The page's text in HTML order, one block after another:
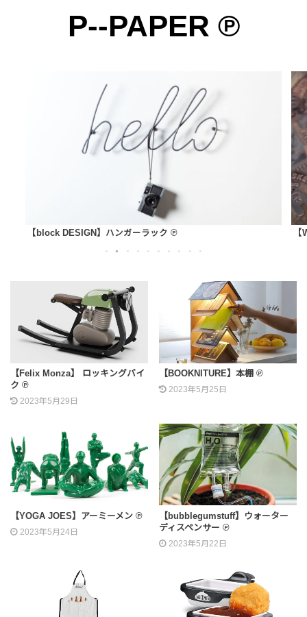
P--PAPER ℗
【block DESIGN】ハンガーラック ℗
1 2 3 4 5 6 7 8 9 10
【Felix Monza】 ロッキングバイ
ク ℗
2023年5月29日
【BOOKNITURE】本棚 ℗
2023年5月25日
【YOGA JOES】アーミーメン ℗
2023年5月24日
【bubblegumstuff】ウォーター
ディスペンサー ℗
2023年5月22日